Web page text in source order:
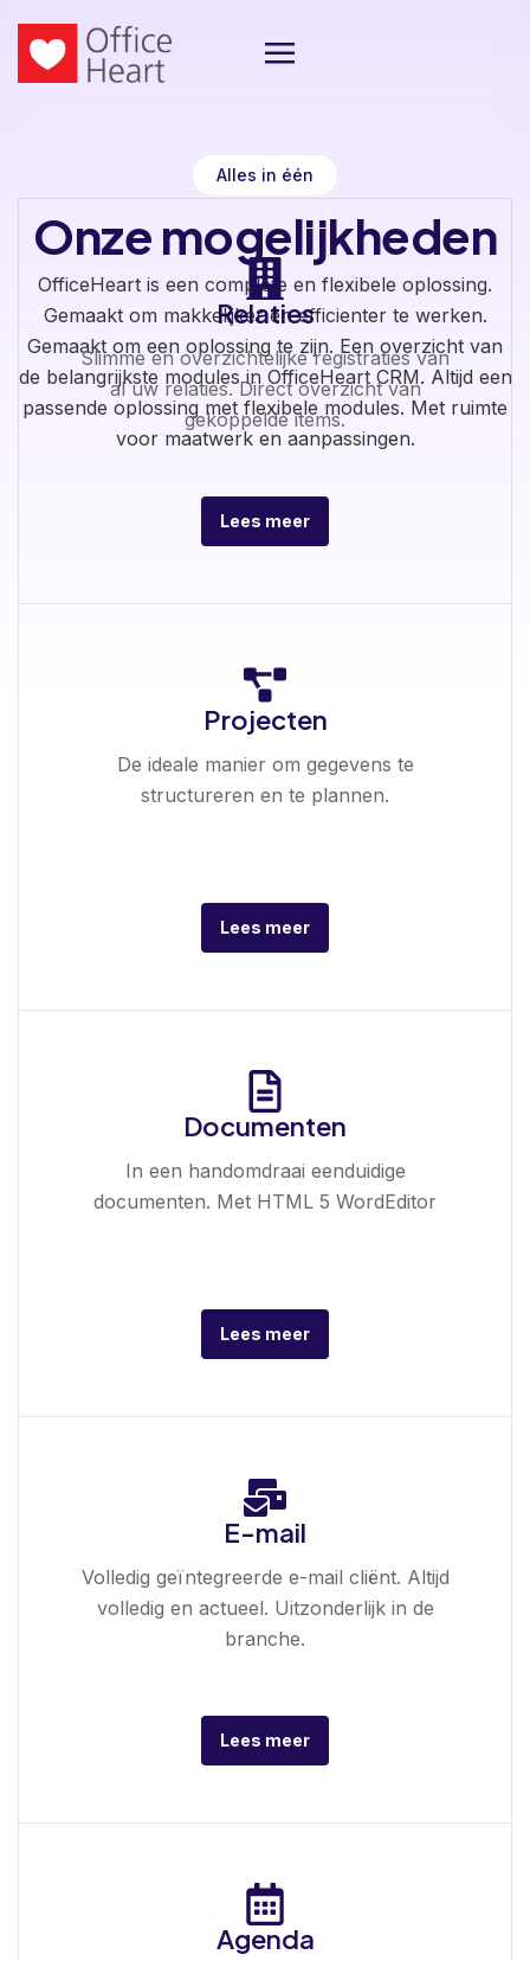
Alles in één
Onze mogelijkheden
OfficeHeart is een complete en flexibele oplossing.
Gemaakt om makkelijker en efficienter te werken.
Gemaakt om een oplossing te zijn. Een overzicht van
de belangrijkste modules in OfficeHeart CRM. Altijd een
passende oplossing met flexibele modules. Met ruimte
voor maatwerk en aanpassingen.
Relaties
Slimme en overzichtelijke registraties van
al uw relaties. Direct overzicht van
gekoppelde items.
Lees meer
Projecten
De ideale manier om gegevens te
structureren en te plannen.
Lees meer
Documenten
In een handomdraai eenduidige
documenten. Met HTML 5 WordEditor
Lees meer
E-mail
Volledig geïntegreerde e-mail cliënt. Altijd
volledig en actueel. Uitzonderlijk in de
branche.
Lees meer
Agenda